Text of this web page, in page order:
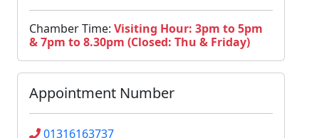
Chamber Time: Visiting Hour: 3pm to 5pm
& 7pm to 8.30pm (Closed: Thu & Friday)
Appointment Number
01316163737